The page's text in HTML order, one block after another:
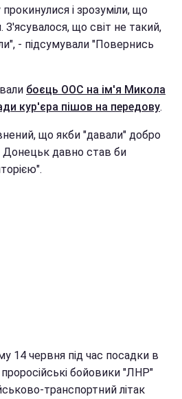
і зрозуміли, що
що світ не такий,
- підсумували "Повернись
боєць ООС на ім'я Микола
кур'єра пішов на передову.
що якби "давали" добро
Донецьк давно став би
14 червня під час посадки в
бойовики "ЛНР"
транспортний літак